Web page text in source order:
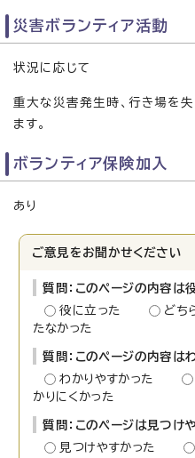
災害ボランティア活動
状況に応じて
重大な災害発生時、行き場を
ます。
ボランティア保険加入
あり
ご意見をお聞かせください
質問：このページの内容は
役に立った
どち
たなかった
質問：このページの内容は
わかりやすかった
かりにくかった
質問：このページは見つけ
見つけやすかった